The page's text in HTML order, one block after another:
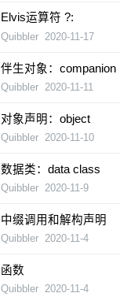
Elvis运算符 ?:
Quibbler 2020-11-17
伴生对象：companion
Quibbler 2020-11-11
对象声明：object
Quibbler 2020-11-10
数据类：data class
Quibbler 2020-11-9
中缀调用和解构声明
Quibbler 2020-11-4
函数
Quibbler 2020-11-4